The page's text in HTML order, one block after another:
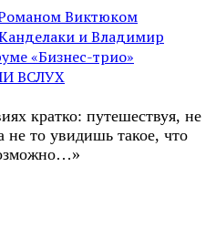
Виктюком
и Владимир
«Бизнес-трио»
ВСЛУХ
кратко: путешествуя, не
не то увидишь такое, что